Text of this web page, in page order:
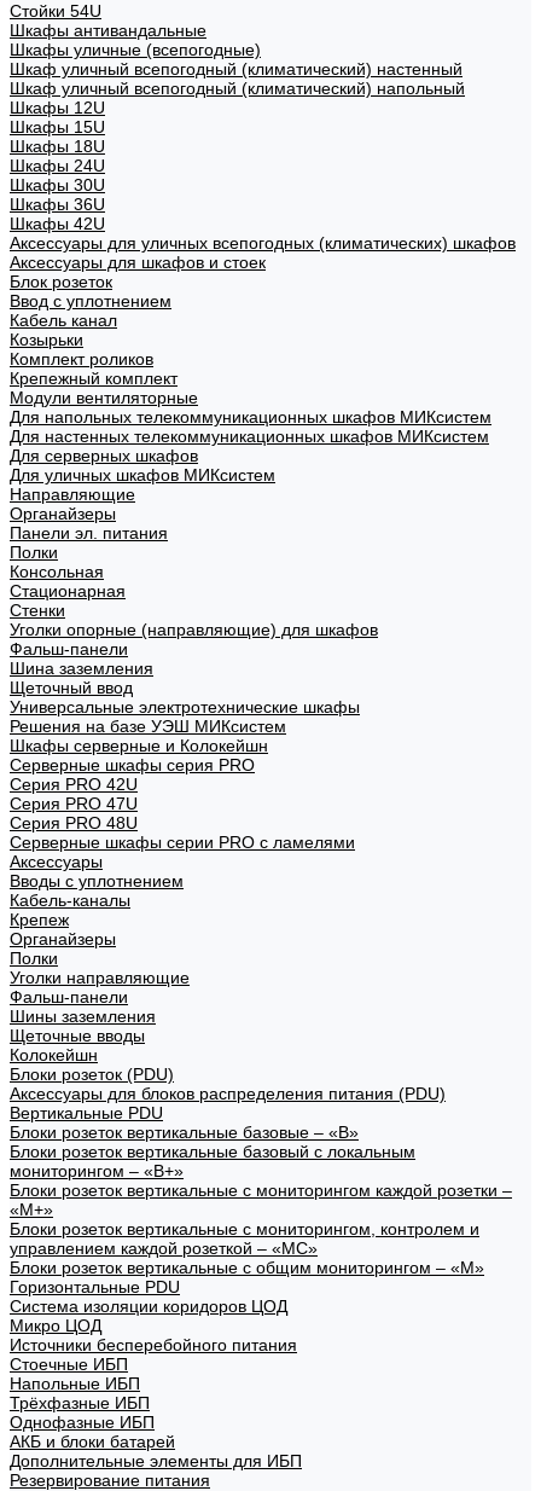
Стойки 54U
Шкафы антивандальные
Шкафы уличные (всепогодные)
Шкаф уличный всепогодный (климатический) настенный
Шкаф уличный всепогодный (климатический) напольный
Шкафы 12U
Шкафы 15U
Шкафы 18U
Шкафы 24U
Шкафы 30U
Шкафы 36U
Шкафы 42U
Аксессуары для уличных всепогодных (климатических) шкафов
Аксессуары для шкафов и стоек
Блок розеток
Ввод с уплотнением
Кабель канал
Козырьки
Комплект роликов
Крепежный комплект
Модули вентиляторные
Для напольных телекоммуникационных шкафов МИКсистем
Для настенных телекоммуникационных шкафов МИКсистем
Для серверных шкафов
Для уличных шкафов МИКсистем
Направляющие
Органайзеры
Панели эл. питания
Полки
Консольная
Стационарная
Стенки
Уголки опорные (направляющие) для шкафов
Фальш-панели
Шина заземления
Щеточный ввод
Универсальные электротехнические шкафы
Решения на базе УЭШ МИКсистем
Шкафы серверные и Колокейшн
Серверные шкафы серия PRO
Серия PRO 42U
Серия PRO 47U
Серия PRO 48U
Серверные шкафы серии PRO с ламелями
Аксессуары
Вводы с уплотнением
Кабель-каналы
Крепеж
Органайзеры
Полки
Уголки направляющие
Фальш-панели
Шины заземления
Щеточные вводы
Колокейшн
Блоки розеток (PDU)
Аксессуары для блоков распределения питания (PDU)
Вертикальные PDU
Блоки розеток вертикальные базовые – «В»
Блоки розеток вертикальные базовый с локальным
мониторингом – «В+»
Блоки розеток вертикальные с мониторингом каждой розетки –
«М+»
Блоки розеток вертикальные с мониторингом, контролем и
управлением каждой розеткой – «МС»
Блоки розеток вертикальные с общим мониторингом – «М»
Горизонтальные PDU
Система изоляции коридоров ЦОД
Микро ЦОД
Источники бесперебойного питания
Стоечные ИБП
Напольные ИБП
Трёхфазные ИБП
Однофазные ИБП
АКБ и блоки батарей
Дополнительные элементы для ИБП
Резервирование питания